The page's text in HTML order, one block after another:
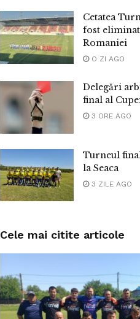
Cetatea
fost
Romaniei
O ZI AGO
Delegări
final al
3 ORE AGO
Turneul
la Seaca
3 ZILE AGO
Cele mai citite articole